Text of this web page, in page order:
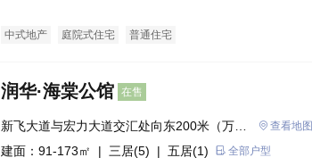
中式地产 庭院式住宅 普通住宅
润华·海棠公馆 在售
新飞大道与宏力大道交汇处向东200米（万达
西邻）
查看地图
建面：91-173㎡ | 三居(5) | 五居(1) 全部户型